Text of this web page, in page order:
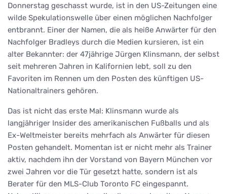
Donnerstag geschasst wurde, ist in den US-Zeitungen eine
wilde Spekulationswelle über einen möglichen Nachfolger
entbrannt. Einer der Namen, die als heiße Anwärter für den
Nachfolger Bradleys durch die Medien kursieren, ist ein
alter Bekannter: der 47jährige Jürgen Klinsmann, der selbst
seit mehreren Jahren in Kalifornien lebt, soll zu den
Favoriten im Rennen um den Posten des künftigen US-
Nationaltrainers gehören.
Das ist nicht das erste Mal: Klinsmann wurde als
langjähriger Insider des amerikanischen Fußballs und als
Ex-Weltmeister bereits mehrfach als Anwärter für diesen
Posten gehandelt. Momentan ist er nicht mehr als Trainer
aktiv, nachdem ihn der Vorstand von Bayern München vor
zwei Jahren vor die Tür gesetzt hatte, sondern ist als
Berater für den MLS-Club Toronto FC eingespannt.